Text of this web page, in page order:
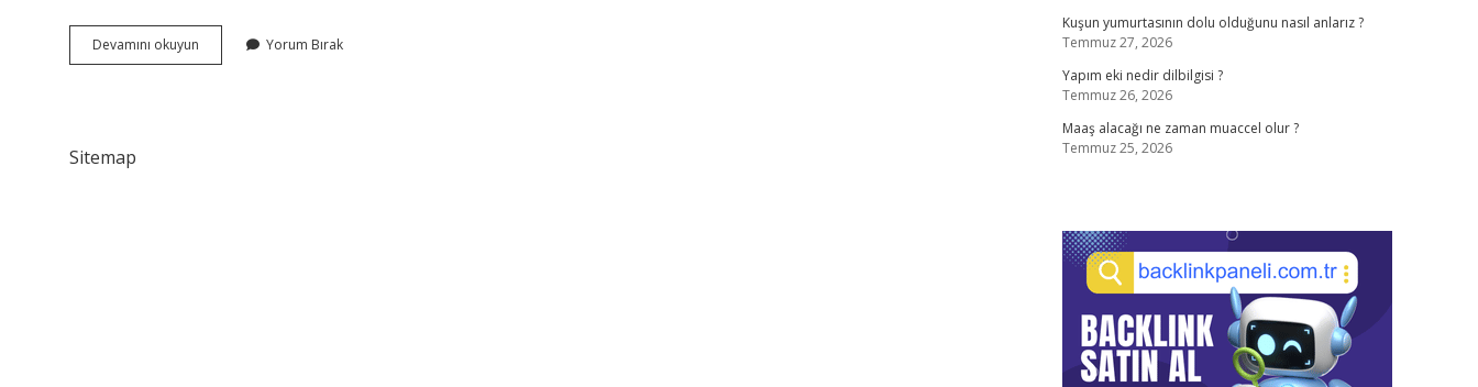
Devamını okuyun
Farz
Yorum Bırak
Sitemap
Kuşun yumurtasının dolu olduğunu nasıl anlarız ?
Temmuz 27, 2026
Yapım eki nedir dilbilgisi ?
Temmuz 26, 2026
Maaş alacağı ne zaman muaccel olur ?
Temmuz 25, 2026